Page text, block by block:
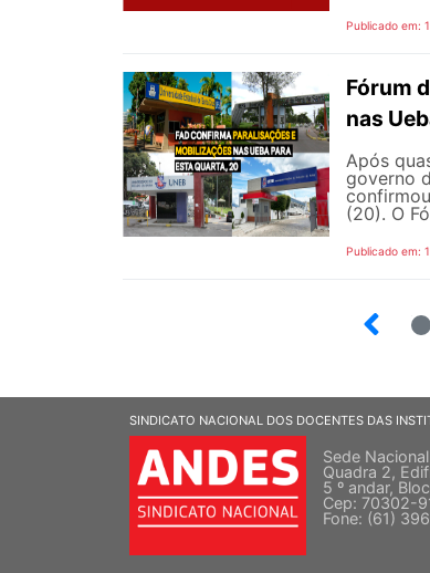
Publicado em:
Fórum
nas
Após
governo
(20). O
Publicado em:
SINDICATO NACIONAL DOS DOCENTES DAS
Sede
Quadra 2,
5 º andar,
Cep: 70302-
Fone: (61)